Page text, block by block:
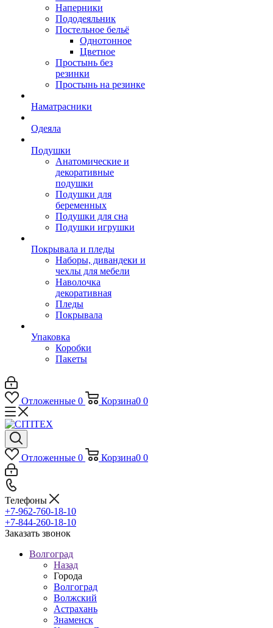
Наперники
Пододеяльник
Постельное бельё
Однотонное
Цветное
Простынь без
резинки
Простынь на резинке
Наматрасники
Одеяла
Подушки
Анатомические и
декоративные
подушки
Подушки для
беременных
Подушки для сна
Подушки игрушки
Покрывала и пледы
Наборы, дивандеки и
чехлы для мебели
Наволочка
декоративная
Пледы
Покрывала
Упаковка
Коробки
Пакеты
Отложенные 0 Корзина0 0
Отложенные 0 Корзина0 0
Телефоны
+7-962-760-18-10
+7-844-260-18-10
Заказать звонок
Волгоград
Назад
Города
Волгоград
Волжский
Астрахань
Знаменск